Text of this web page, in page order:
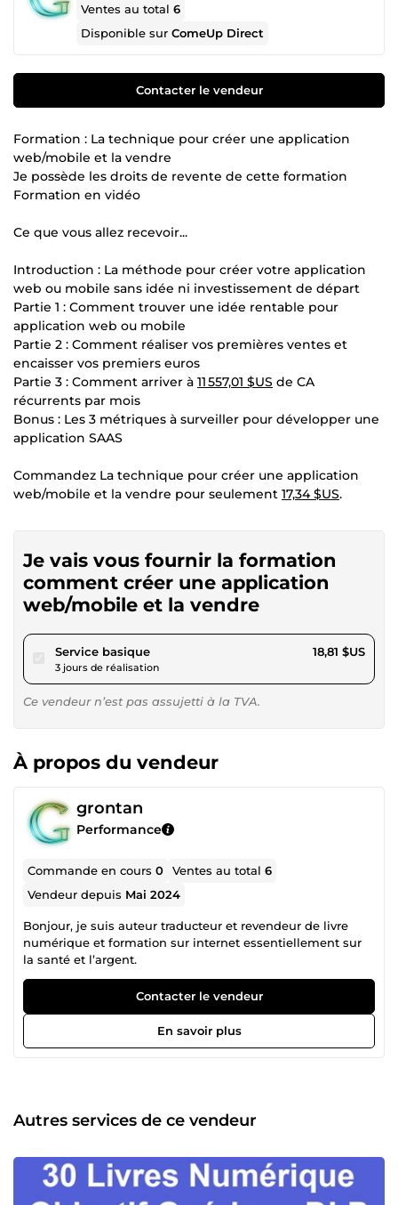
Ventes au total6
Disponible surComeUp Direct
Contacter le vendeur
Formation : La technique pour créer une application
web/mobile et la vendre
Je possède les droits de revente de cette formation
Formation en vidéo
Ce que vous allez recevoir...
Introduction : La méthode pour créer votre application
web ou mobile sans idée ni investissement de départ
Partie 1 : Comment trouver une idée rentable pour
application web ou mobile
Partie 2 : Comment réaliser vos premières ventes et
encaisser vos premiers euros
Partie 3 : Comment arriver à 11 557,01 $US de CA
récurrents par mois
Bonus : Les 3 métriques à surveiller pour développer une
application SAAS
Commandez La technique pour créer une application
web/mobile et la vendre pour seulement 17,34 $US.
Je vais vous fournir la formation
comment créer une application
web/mobile et la vendre
Service basiquepour 17,34 $US
3 jours de réalisation
18,81 $US
Ce vendeur n’est pas assujetti à la TVA.
À propos du vendeur
grontan
Performance
Commande en cours0 Ventes au total6
Vendeur depuis Mai 2024
Bonjour, je suis auteur traducteur et revendeur de livre
numérique et formation sur internet essentiellement sur
la santé et l’argent.
Contacter le vendeur
En savoir plus
Autres services de ce vendeur